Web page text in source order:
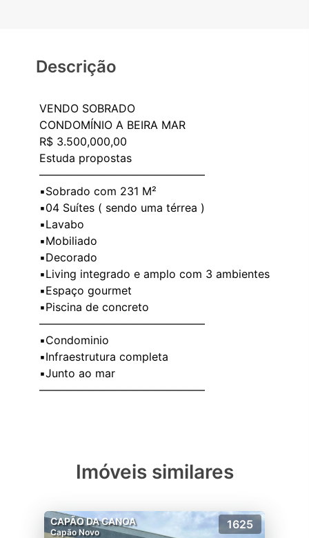
Descrição
VENDO SOBRADO
CONDOMÍNIO A BEIRA MAR
R$ 3.500,000,00
Estuda propostas
———————————————
▪️Sobrado com 231 M²
▪️04 Suítes ( sendo uma térrea )
▪️Lavabo
▪️Mobiliado
▪️Decorado
▪️Living integrado e amplo com 3 ambientes
▪️Espaço gourmet
▪️Piscina de concreto
———————————————
▪️Condominio
▪️Infraestrutura completa
▪️Junto ao mar
Imóveis similares
CAPÃO DA CANOA
Capão Novo
1625